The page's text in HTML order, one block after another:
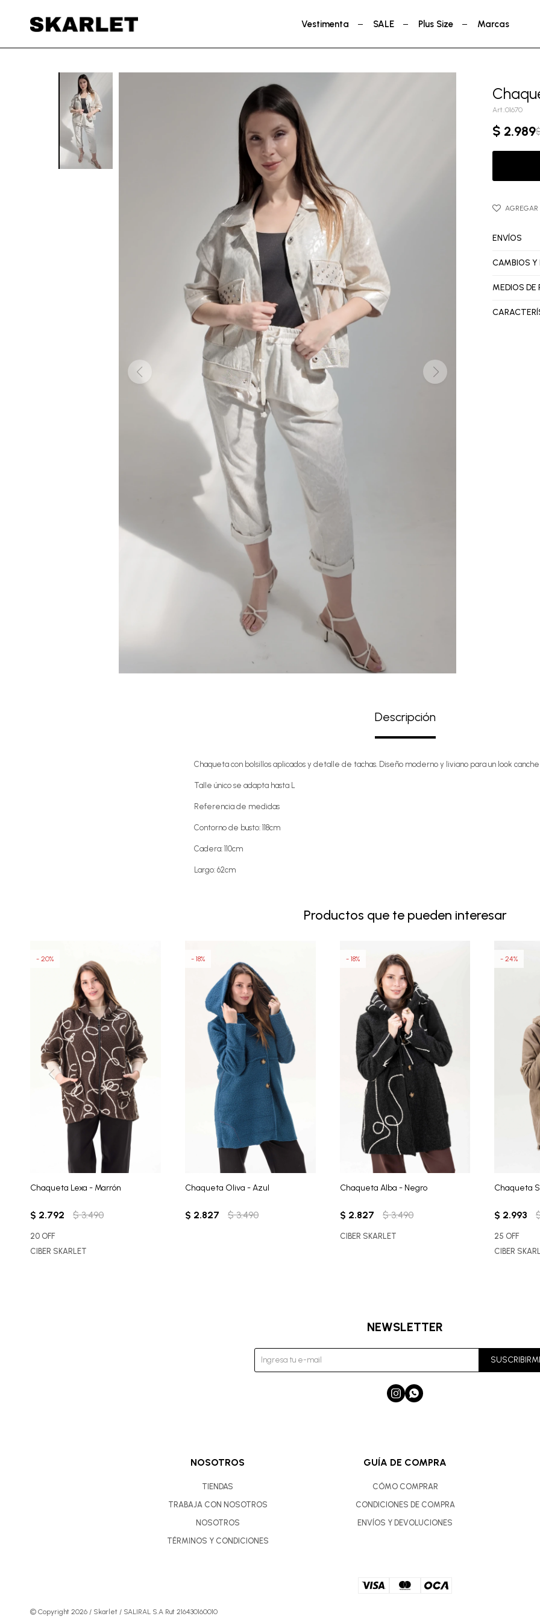
Vestimenta SALE Plus Size Marcas
01670
$ 2.989
ENVÍOS
CAMBIOS Y
MEDIOS DE
Descripción
Chaqueta con bolsillos aplicados y detalle de tachas. Diseño moderno y liviano para un look
Talle único se adapta hasta L
Referencia de medidas
Contorno de busto: 118cm
Cadera: 110cm
Largo: 62cm
Productos que te pueden interesar
Chaqueta Lexa - Marrón
$ 2.792 $ 3.490
20
20 OFF
CIBER SKARLET
Chaqueta Oliva - Azul
$ 2.827 $ 3.490
18
Chaqueta Alba - Negro
$ 2.827 $ 3.490
18
CIBER SKARLET
Chaqueta
$ 2.993
24
25 OFF
CIBER
NOSOTROS
TIENDAS
TRABAJA CON NOSOTROS
NOSOTROS
TÉRMINOS Y CONDICIONES
GUÍA DE COMPRA
CÓMO COMPRAR
CONDICIONES DE COMPRA
ENVÍOS Y DEVOLUCIONES
NEWSLETTER
 
© Copyright 2026 / Skarlet / SALIRAL S.A Rut 216430160010